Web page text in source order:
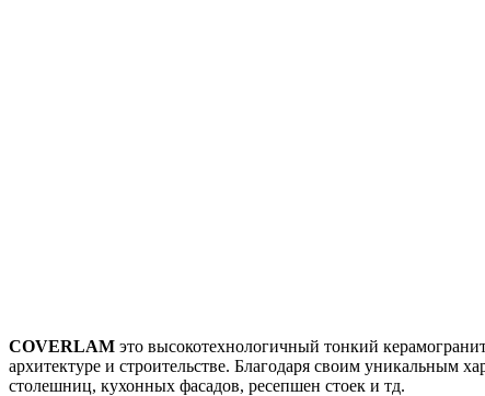
COVERLAM это высокотехнологичный тонкий
архитектуре и строительстве. Благодаря своим уникальным
столешниц, кухонных фасадов, ресепшен стоек и тд.